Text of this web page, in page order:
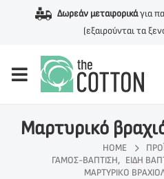
Δωρεάν μεταφορικάγια
(εξαιρούνται τα
Μαρτυρικό
HOME
ΓΆΜΟΣ-ΒΆΠΤΙΣΗ, ΕΊΔΗ
ΜΑΡΤΥΡΙΚΌ